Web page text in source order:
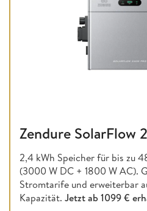
Zendure SolarFlow
2,4 kWh Speicher für bis zu
(3000 W DC + 1800 W AC).
Stromtarife und erweiterbar
Kapazität. Jetzt ab1099 €